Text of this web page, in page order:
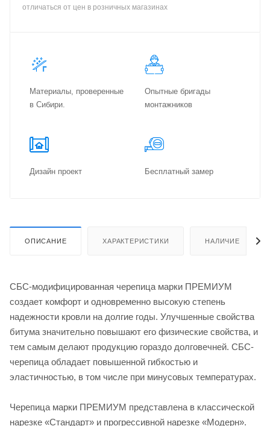
отличаться от цен в розничных магазинах
Материалы, проверенные
в Сибири.
Опытные бригады
монтажников
Дизайн проект Бес­плат­ный замер
ОПИСАНИЕ ХАРАКТЕРИСТИКИ НАЛИЧИЕ
СБС-модифицированная черепица марки ПРЕМИУМ
создает комфорт и одновременно высокую степень
надежности кровли на долгие годы. Улучшенные свойства
битума значительно повышают его физические свойства, и
тем самым делают продукцию гораздо долговечней. СБС-
черепица обладает повышенной гибкостью и
эластичностью, в том числе при минусовых температурах.
Черепица марки ПРЕМИУМ представлена в классической
нарезке «Стандарт» и прогрессивной нарезке «Модерн».